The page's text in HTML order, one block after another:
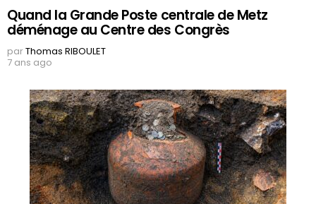
Quand la Grande Poste centrale de Metz
déménage au Centre des Congrès
parThomas RIBOULET
7 ans ago